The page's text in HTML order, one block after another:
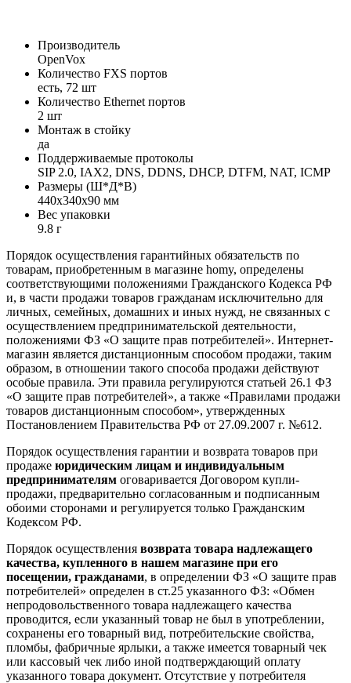
Производитель
OpenVox
Количество FXS портов
есть, 72 шт
Количество Ethernet портов
2 шт
Монтаж в стойку
да
Поддерживаемые протоколы
SIP 2.0, IAX2, DNS, DDNS, DHCP, DTFM, NAT, ICMP
Размеры (Ш*Д*В)
440x340x90 мм
Вес упаковки
9.8 г
Порядок осуществления гарантийных обязательств по
товарам, приобретенным в магазине homy, определены
соответствующими положениями Гражданского Кодекса РФ
и, в части продажи товаров гражданам исключительно для
личных, семейных, домашних и иных нужд, не связанных с
осуществлением предпринимательской деятельности,
положениями ФЗ «О защите прав потребителей». Интернет-
магазин является дистанционным способом продажи, таким
образом, в отношении такого способа продажи действуют
особые правила. Эти правила регулируются статьей 26.1 ФЗ
«О защите прав потребителей», а также «Правилами продажи
товаров дистанционным способом», утвержденных
Постановлением Правительства РФ от 27.09.2007 г. №612.
Порядок осуществления гарантии и возврата товаров при
продаже юридическим лицам и индивидуальным
предпринимателям оговаривается Договором купли-
продажи, предварительно согласованным и подписанным
обоими сторонами и регулируется только Гражданским
Кодексом РФ.
Порядок осуществления возврата товара надлежащего
качества, купленного в нашем магазине при его
посещении, гражданами, в определении ФЗ «О защите прав
потребителей» определен в ст.25 указанного ФЗ: «Обмен
непродовольственного товара надлежащего качества
проводится, если указанный товар не был в употреблении,
сохранены его товарный вид, потребительские свойства,
пломбы, фабричные ярлыки, а также имеется товарный чек
или кассовый чек либо иной подтверждающий оплату
указанного товара документ. Отсутствие у потребителя